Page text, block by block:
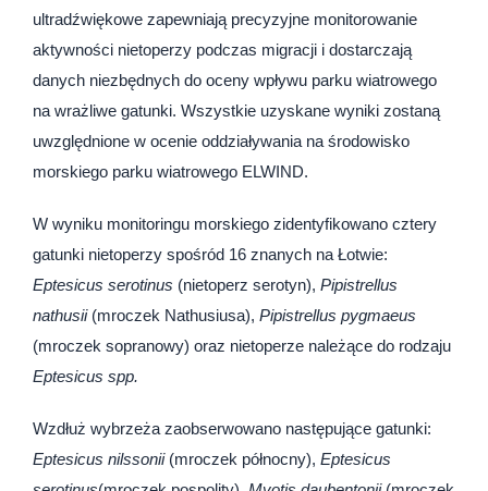
ultradźwiękowe zapewniają precyzyjne monitorowanie
aktywności nietoperzy podczas migracji i dostarczają
danych niezbędnych do oceny wpływu parku wiatrowego
na wrażliwe gatunki. Wszystkie uzyskane wyniki zostaną
uwzględnione w ocenie oddziaływania na środowisko
morskiego parku wiatrowego ELWIND.
W wyniku monitoringu morskiego zidentyfikowano cztery
gatunki nietoperzy spośród 16 znanych na Łotwie:
Eptesicus serotinus (nietoperz serotyn), Pipistrellus
nathusii(mroczek Nathusiusa), Pipistrellus pygmaeus
(mroczek sopranowy) oraz nietoperze należące do rodzaju
Eptesicus spp.
Wzdłuż wybrzeża zaobserwowano następujące gatunki:
Eptesicus nilssonii(mroczek północny), Eptesicus